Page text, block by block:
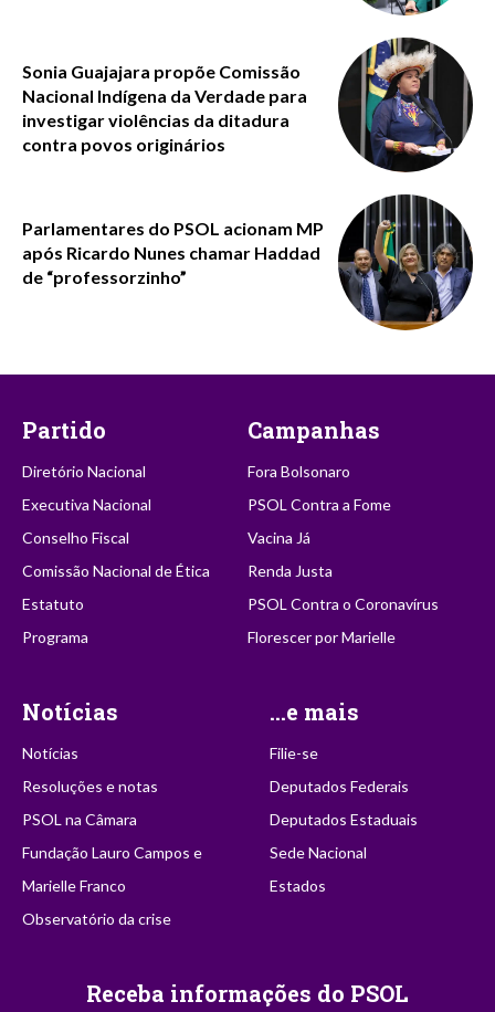
Sonia Guajajara propõe Comissão
Nacional Indígena da Verdade para
investigar violências da ditadura
contra povos originários
Parlamentares do PSOL acionam MP
após Ricardo Nunes chamar Haddad
de “professorzinho”
Partido
Diretório Nacional
Executiva Nacional
Conselho Fiscal
Comissão Nacional de Ética
Estatuto
Programa
Campanhas
Fora Bolsonaro
PSOL Contra a Fome
Vacina Já
Renda Justa
PSOL Contra o Coronavírus
Florescer por Marielle
Notícias
Notícias
Resoluções e notas
PSOL na Câmara
Fundação Lauro Campos e
Marielle Franco
Observatório da crise
...e mais
Filie-se
Deputados Federais
Deputados Estaduais
Sede Nacional
Estados
Receba informações do PSOL